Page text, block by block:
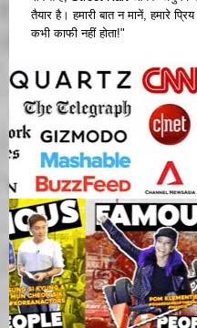
तैयार है। हमारी बात न मानें, हमारे
कभी काफी नहीं होता!"